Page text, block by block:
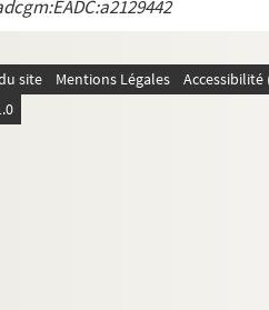
site Mentions Légales